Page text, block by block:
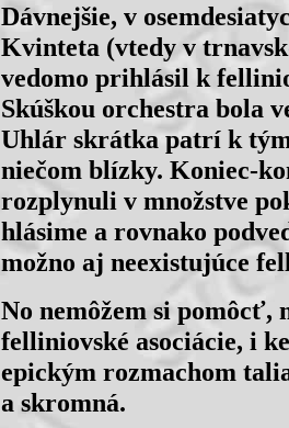
Dávnejšie, v
Kvinteta (vtedy v
vedomo prihlásil k
Skúškou orchestra bola
Uhlár skrátka patrí k
niečom blízky. Koniec-
rozplynuli v množstve
hlásime a rovnako
možno aj neexistujúce
No nemôžem si pomôcť,
felliniovské asociácie, i
epickým rozmachom
a skromná.